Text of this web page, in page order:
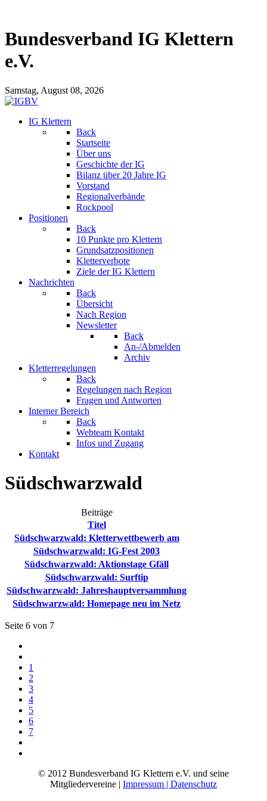
Bundesverband IG Klettern
e.V.
Samstag, August 08, 2026
IG Klettern
Back
Startseite
Über uns
Geschichte der IG
Bilanz über 20 Jahre IG
Vorstand
Regionalverbände
Rockpool
Positionen
Back
10 Punkte pro Klettern
Grundsatzpositionen
Kletterverbote
Ziele der IG Klettern
Nachrichten
Back
Übersicht
Nach Region
Newsletter
Back
An-/Abmelden
Archiv
Kletterregelungen
Back
Regelungen nach Region
Fragen und Antworten
Interner Bereich
Back
Webteam Kontakt
Infos und Zugang
Kontakt
Südschwarzwald
Beiträge
Titel
Südschwarzwald: Kletterwettbewerb am
Südschwarzwald: IG-Fest 2003
Südschwarzwald: Aktionstage Gfäll
Südschwarzwald: Surftip
Südschwarzwald: Jahreshauptversammlung
Südschwarzwald: Homepage neu im Netz
Seite 6 von 7
1
2
3
4
5
6
7
© 2012 Bundesverband IG Klettern e.V. und seine
Mitgliedervereine | Impressum | Datenschutz